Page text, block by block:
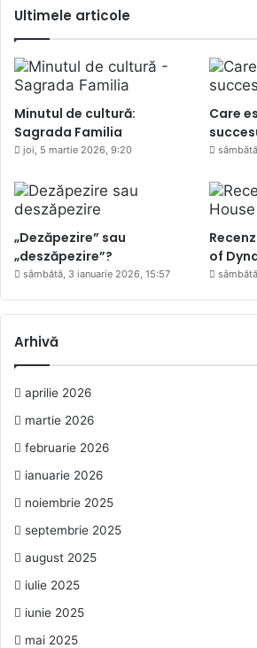
Ultimele articole
Minutul de cultură:
Sagrada Familia
joi, 5 martie 2026, 9:20
Care
„Dezăpezire” sau
„deszăpezire”?
sâmbătă, 3 ianuarie 2026, 15:57
of
Arhivă
aprilie 2026
martie 2026
februarie 2026
ianuarie 2026
noiembrie 2025
septembrie 2025
august 2025
iulie 2025
iunie 2025
mai 2025